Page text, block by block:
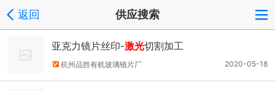
返回 供应搜索
亚克力镜片丝印-激光切割加工
2020-05-18
杭州品胜有机玻璃镜片厂